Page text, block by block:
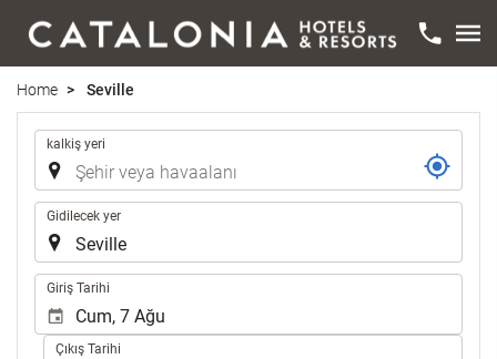
Home Seville
Yolculuk
kalkiş yeri
Gidilecek yer
Giriş Tarihi
Çıkış Tarihi